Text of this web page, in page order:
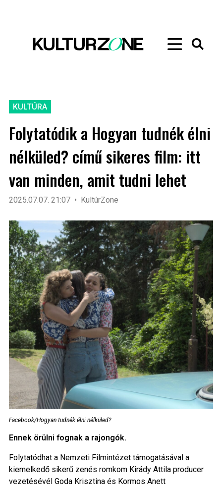
KULTÚRA
Folytatódik a Hogyan tudnék élni
nélküled? című sikeres film: itt
van minden, amit tudni lehet
2025.07.07. 21:07 KultúrZone
Facebook/Hogyan tudnék élni nélküled?
Ennek örülni fognak a rajongók.
Folytatódhat a Nemzeti Filmintézet támogatásával a
kiemelkedő sikerű zenés romkom Kirády Attila producer
vezetésévél Goda Krisztina és Kormos Anett